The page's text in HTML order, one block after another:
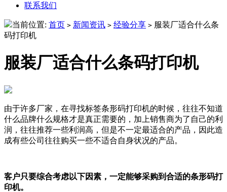
联系我们
当前位置: 首页 > 新闻资讯 > 经验分享 > 服装厂适合什么条
码打印机
服装厂适合什么条码打印机
由于许多厂家，在寻找标签条形码打印机的时候，往往不知道
什么品牌什么规格才是真正需要的，加上销售商为了自己的利
润，往往推荐一些利润高，但是不一定最适合的产品，因此造
成有些公司往往购买一些不适合自身状况的产品。
客户只要综合考虑以下因素，一定能够采购到合适的条形码打
印机。